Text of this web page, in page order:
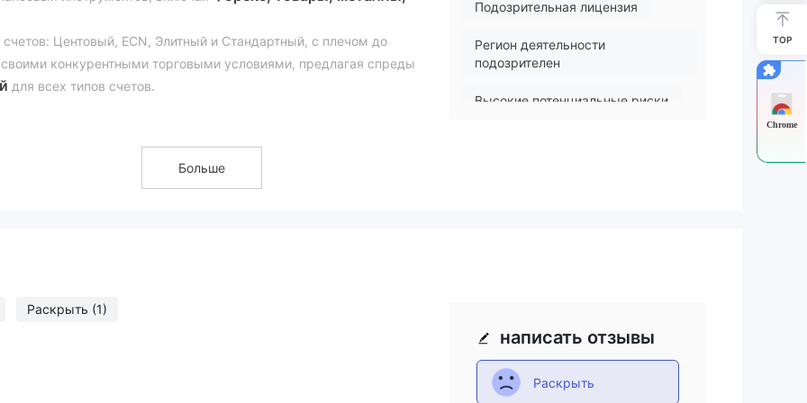
счетов: Центовый, ECN, Элитный и Стандартный, с плечом до
конкурентными торговыми условиями, предлагая спреды
для всех типов счетов.
тех, кто желает увеличить свои позиции.
Подозрительная лицензия
Регион деятельности
подозрителен
Высокие потенциальные риски
Больше
Раскрыть (1)
написать отзывы
Раскрыть
TOP
Chrome